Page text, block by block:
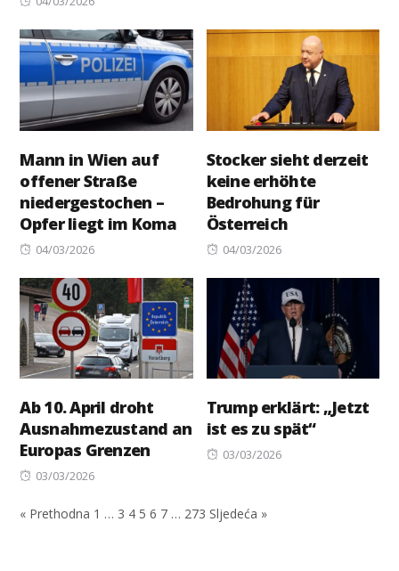
Mann in Wien auf
offener Straße
niedergestochen –
Opfer liegt im Koma
Posted
04/03/2026
Stocker sieht derzeit
keine erhöhte
Bedrohung für
Österreich
Posted
04/03/2026
Ab 10. April droht
Ausnahmezustand an
Europas Grenzen
Posted
03/03/2026
Trump erklärt: „Jetzt
ist es zu spät“
Posted
03/03/2026
« Prethodna 1 … 3 4 5 6 7 … 273 Sljedeća »